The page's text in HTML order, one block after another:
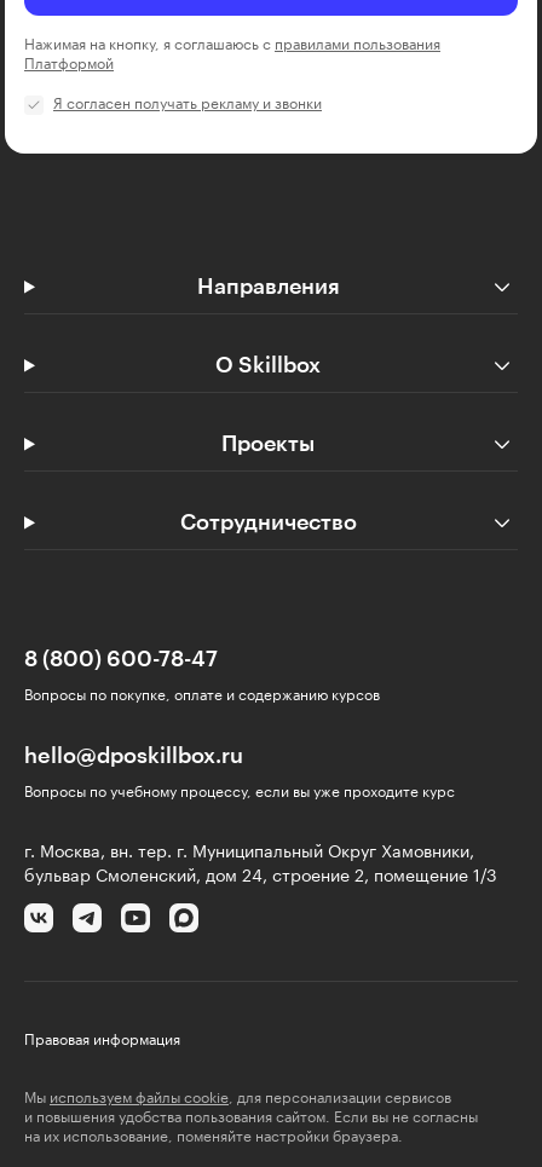
Нажимая на кнопку, я соглашаюсь с правилами пользования
Платформой
Я согласен получать рекламу и звонки
Направления
О Skillbox
Проекты
Сотрудничество
8 (800) 600-78-47
Вопросы по покупке, оплате и содержанию курсов
hello@dposkillbox.ru
Вопросы по учебному процессу, если вы уже проходите курс
г. Москва, вн. тер. г. Муниципальный Округ Хамовники,
бульвар Смоленский, дом 24, строение 2, помещение 1/3
Правовая информация
Мы используем файлы cookie , для персонализации сервисов
и повышения удобства пользования сайтом. Если вы не согласны
на их использование, поменяйте настройки браузера.